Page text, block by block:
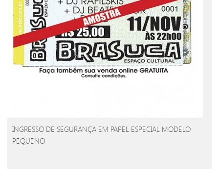
INGRESSO DE SEGURANÇA EM PAPEL ESPECIAL MODELO
PEQUENO